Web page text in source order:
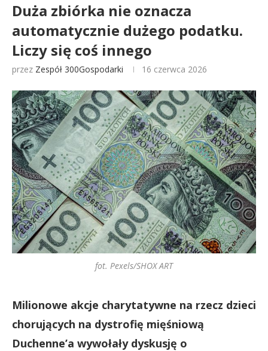
Duża zbiórka nie oznacza
automatycznie dużego podatku.
Liczy się coś innego
przez Zespół 300Gospodarki 16 czerwca 2026
fot. Pexels/SHOX ART
Milionowe akcje charytatywne na rzecz dzieci
chorujących na dystrofię mięśniową
Duchenne’a wywołały dyskusję o